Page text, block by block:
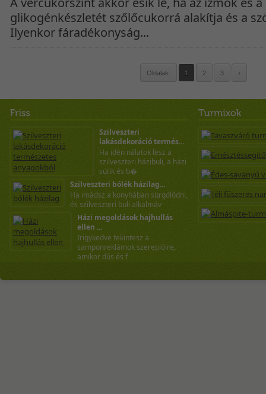
glikogénkészletét szőlőcukorrá alakítja és a
Ilyenkor fáradékonyság...
Oldalak: 1 2 3 ›
Szilveszteri
lakásdekoráció termés...
Ha idén nálatok lesz a
szilveszteri házibuli, a házi
sütik és b�
Szilveszteri bólék házilag...
Ha imádsz a konyhában sürgölődni,
és szilveszteri buli alkalmáv
Házi megoldások hajhullás
ellen ...
Irigykedve tekintesz a
samponreklámok szereplőire,
amikor dús és f